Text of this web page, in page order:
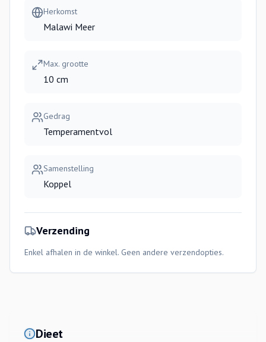
Herkomst
Malawi Meer
Max. grootte
10 cm
Gedrag
Temperamentvol
Samenstelling
Koppel
Verzending
Enkel afhalen in de winkel. Geen andere verzendopties.
Dieet